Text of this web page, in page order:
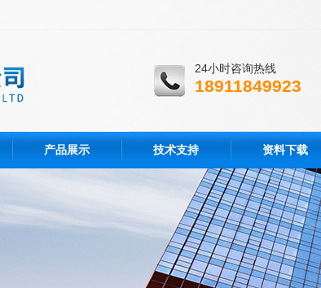
24小时咨询热线
18911849923
产品展示 技术支持 资料下载